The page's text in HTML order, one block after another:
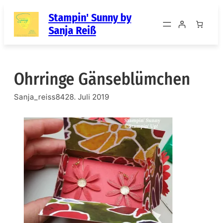
Inhalt
springen
Stampin' Sunny by
Sanja Reiß
Ohrringe Gänseblümchen
Sanja_reiss8428. Juli 2019